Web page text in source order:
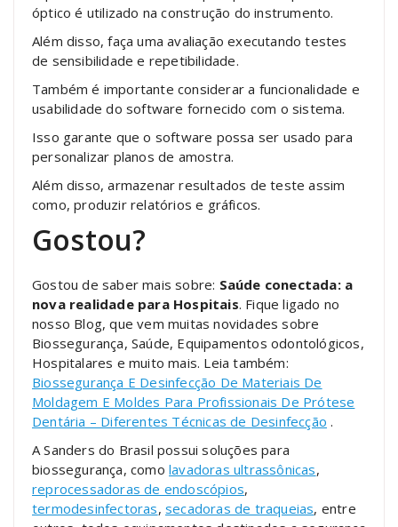
óptico é utilizado na construção do instrumento.
Além disso, faça uma avaliação executando testes
de sensibilidade e repetibilidade.
Também é importante considerar a funcionalidade e
usabilidade do software fornecido com o sistema.
Isso garante que o software possa ser usado para
personalizar planos de amostra.
Além disso, armazenar resultados de teste assim
como, produzir relatórios e gráficos.
Gostou?
Gostou de saber mais sobre: Saúde conectada: a
nova realidade para Hospitais. Fique ligado no
nosso Blog, que vem muitas novidades sobre
Biossegurança, Saúde, Equipamentos odontológicos,
Hospitalares e muito mais. Leia também:
Biossegurança E Desinfecção De Materiais De
Moldagem E Moldes Para Profissionais De Prótese
Dentária – Diferentes Técnicas de Desinfecção .
A Sanders do Brasil possui soluções para
biossegurança, como lavadoras ultrassônicas,
reprocessadoras de endoscópios,
termodesinfectoras,secadoras de traqueias, entre